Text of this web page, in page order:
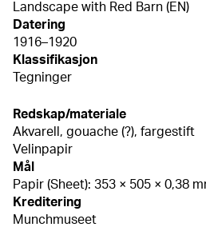
Landscape with Red Barn (EN)
Datering
1916–1920
Klassifikasjon
Tegninger
Redskap/materiale
Akvarell, gouache (?), fargestift
Velinpapir
Mål
Papir (Sheet): 353 × 505 × 0,38
Kreditering
Munchmuseet